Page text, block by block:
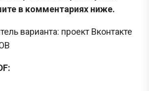
в комментариях ниже.
варианта: проект Вконтакте